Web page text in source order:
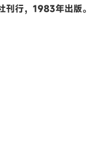
行，1983年出版。